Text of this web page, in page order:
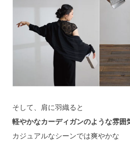
そして、肩に羽織ると
軽やかなカーディガンのような雰囲
カジュアルなシーンでは爽やかな